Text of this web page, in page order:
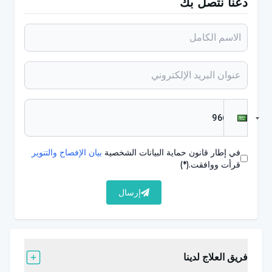
ذكر البروفيسور الدكتور أحمد كونروت أن التأتأة تحدث في
السنوات الأولى من تطور اللغة والكلام وهي حالة تلاحظ
في تكوين الجمل. قال البروفيسور الدكتور أحمد كونروت:
"تُلاحظ أعراض التأتأة المبكرة (التكرار، والكتل، والإطالة)
الأطفال الذين يعانون من هذه الأعراض، تختفي هذه الأعراض
تلقائيًا. أما في البقية، فقد تستمر المشكلة حتى أعمار
المستمر. ومع ذلك، فإن المشكلة الأهم هنا هي أنه من غير
في غضون 12-24 شهرًا بعد ظهور سلوكيات التأتأة، فمن
في إطار قانون حماية البيانات الشخصية بيان الإفصاح والتنوير
قرأت ووافقت.(*)
إرسال
فريق العلاج لدينا